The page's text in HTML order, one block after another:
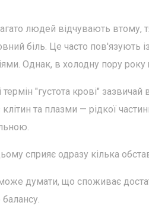
людей відчувають втому,
біль. Це часто
Однак, в холодну пору
"густота крові"
та плазми — рідкої
сприяє одразу кілька
думати, що споживає